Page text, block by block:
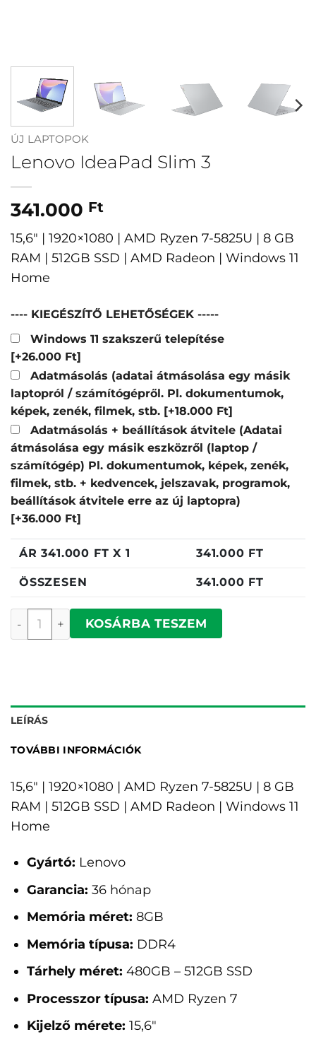
ÚJ LAPTOPOK
Lenovo IdeaPad Slim 3
341.000 Ft
15,6″ | 1920×1080 | AMD Ryzen 7-5825U | 8 GB
RAM | 512GB SSD | AMD Radeon | Windows 11
Home
---- KIEGÉSZÍTŐ LEHETŐSÉGEK -----
Windows 11 szakszerű telepítése
[+26.000 Ft]
Adatmásolás (adatai átmásolása egy másik
laptopról / számítógépről. Pl. dokumentumok,
képek, zenék, filmek, stb. [+18.000 Ft]
Adatmásolás + beállítások átvitele (Adatai
átmásolása egy másik eszközről (laptop /
számítógép) Pl. dokumentumok, képek, zenék,
filmek, stb. + kedvencek, jelszavak, programok,
beállítások átvitele erre az új laptopra)
[+36.000 Ft]
ÁR341.000 FT X 1 341.000 FT
ÖSSZESEN 341.000 FT
Lenovo IdeaPad Slim 3 mennyiség
KOSÁRBA TESZEM
LEÍRÁS
TOVÁBBI INFORMÁCIÓK
15,6" | 1920×1080 | AMD Ryzen 7-5825U | 8 GB
RAM | 512GB SSD | AMD Radeon | Windows 11
Home
Gyártó: Lenovo
Garancia: 36 hónap
Memória méret: 8GB
Memória típusa: DDR4
Tárhely méret: 480GB – 512GB SSD
Processzor típusa: AMD Ryzen 7
Kijelző mérete: 15,6"